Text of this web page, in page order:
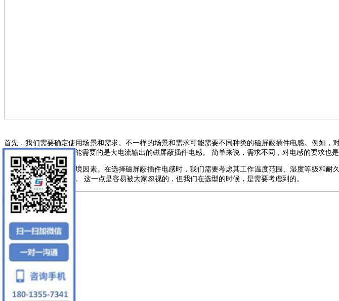
首先，我们需要确定使用场景和需求。不一样的场景和需求可能需要不同种类的磁屏蔽插件电感。例如，
对于低频应用，我们可能需要的是大电流输出的磁屏蔽插件电感。 简单来说，需求不同，对电感的要求也
第二，我们需要考虑环境因素。在选择磁屏蔽插件电感时，我们需要考虑其工作温度范围、湿度等级和耐
功能的磁屏蔽插件电感。 这一点是容易被大家忽视的，但我们在选型的时候， 是需要考虑到的。